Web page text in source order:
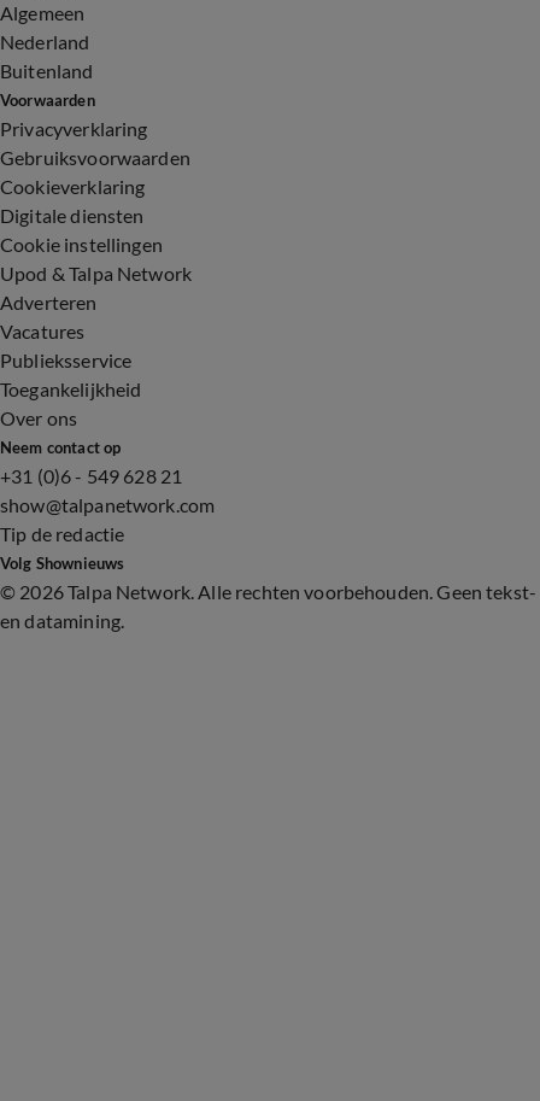
Algemeen
Nederland
Buitenland
Voorwaarden
Privacyverklaring
Gebruiksvoorwaarden
Cookieverklaring
Digitale diensten
Cookie instellingen
Upod & Talpa Network
Adverteren
Vacatures
Publieksservice
Toegankelijkheid
Over ons
Neem contact op
+31 (0)6 - 549 628 21
show@talpanetwork.com
Tip de redactie
Volg Shownieuws
© 2026 Talpa Network. Alle rechten voorbehouden. Geen tekst-
en datamining.